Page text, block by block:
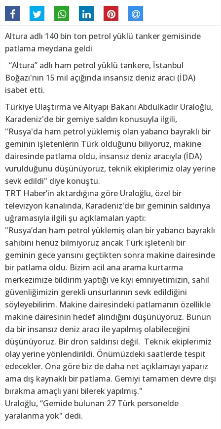
Altura adlı 140 bin ton petrol yüklü tanker gemisinde
patlama meydana geldi
“Altura” adlı ham petrol yüklü tankere, İstanbul
Boğazı'nın 15 mil açığında insansız deniz aracı (İDA)
isabet etti.
Türkiye Ulaştırma ve Altyapı Bakanı Abdulkadir Uraloğlu,
Karadeniz'de bir gemiye saldırı konusuyla ilgili,
"Rusya'da ham petrol yüklemiş olan yabancı bayraklı bir
geminin işletenlerin Türk olduğunu biliyoruz, makine
dairesinde patlama oldu, insansız deniz aracıyla (İDA)
vurulduğunu düşünüyoruz, teknik ekiplerimiz olay yerine
sevk edildi" diye konuştu.
TRT Haber’in aktardığına göre Uraloğlu, özel bir
televizyon kanalında, Karadeniz'de bir geminin saldırıya
uğramasıyla ilgili şu açıklamaları yaptı:
"Rusya’dan ham petrol yüklemiş olan bir yabancı bayraklı
sahibini henüz bilmiyoruz ancak Türk işletenli bir
geminin gece yarısını geçtikten sonra makine dairesinde
bir patlama oldu. Bizim acil ana arama kurtarma
merkezimize bildirim yaptığı ve kıyı emniyetimizin, sahil
güvenliğimizin gerekli unsurlarının sevk edildiğini
söyleyebilirim. Makine dairesindeki patlamanın özellikle
makine dairesinin hedef alındığını düşünüyoruz. Bunun
da bir insansız deniz aracı ile yapılmış olabileceğini
düşünüyoruz. Bir dron saldırısı değil. Teknik ekiplerimiz
olay yerine yönlendirildi. Önümüzdeki saatlerde tespit
edecekler. Ona göre biz de daha net açıklamayı yaparız
ama dış kaynaklı bir patlama. Gemiyi tamamen devre dışı
bırakma amaçlı yani bilerek yapılmış."
Uraloğlu, “Gemide bulunan 27 Türk personelde
yaralanma yok" dedi.